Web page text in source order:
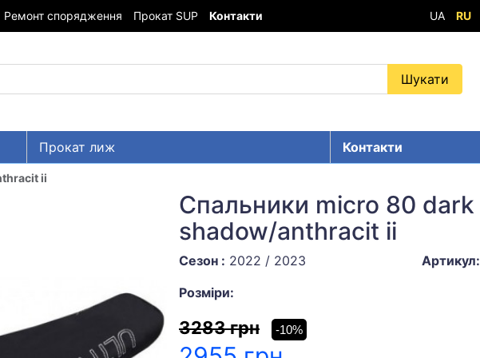
Ремонт спорядження Прокат SUP Контакти UA RU
Прокат лиж
Контакти
ii
Спальники micro 80 dark
shadow/anthracit ii
Сезон : 2022 / 2023 Артикул:
Розміри:
3283 грн -10%